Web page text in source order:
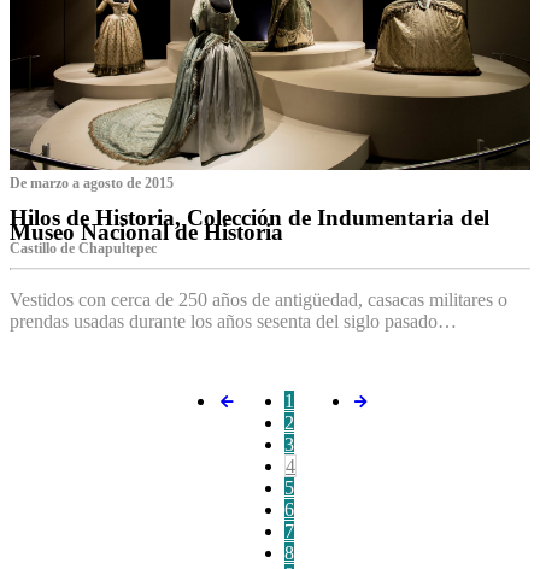
De marzo a agosto de 2015
Hilos de Historia, Colección de Indumentaria del
Museo Nacional de Historia
Castillo de Chapultepec
Vestidos con cerca de 250 años de antigüedad, casacas militares o
prendas usadas durante los años sesenta del siglo pasado…
1
2
3
4
5
6
7
8